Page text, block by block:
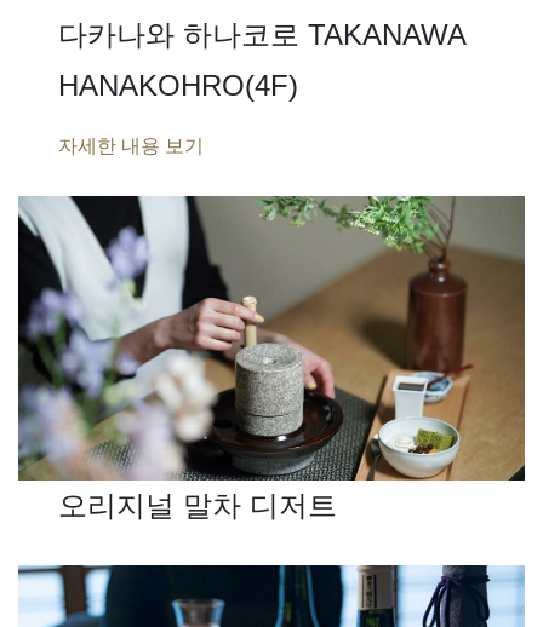
다카나와 하나코로 TAKANAWA
HANAKOHRO(4F)
자세한 내용 보기
오리지널 말차 디저트